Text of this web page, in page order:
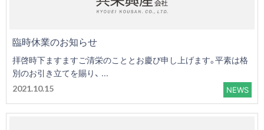
臨時休業のお知らせ
拝啓時下ますますご清栄のこととお慶び申し上げます。平素は格
別のお引き立てを賜り、 ...
2021.10.15 NEWS